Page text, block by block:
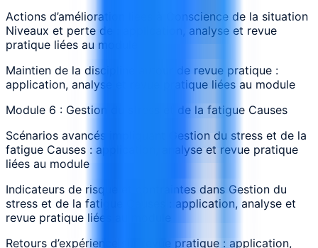
Actions d’amélioration liées à Conscience de la situation
Niveaux et perte de : application, analyse et revue
pratique liées au module
Maintien de la discipline autour de revue pratique :
application, analyse et revue pratique liées au module
Module 6 : Gestion du stress et de la fatigue Causes
Scénarios avancés impliquant Gestion du stress et de la
fatigue Causes : application, analyse et revue pratique
liées au module
Indicateurs de risque et contraintes dans Gestion du
stress et de la fatigue Causes : application, analyse et
revue pratique liées au module
Retours d’expérience sur revue pratique : application,